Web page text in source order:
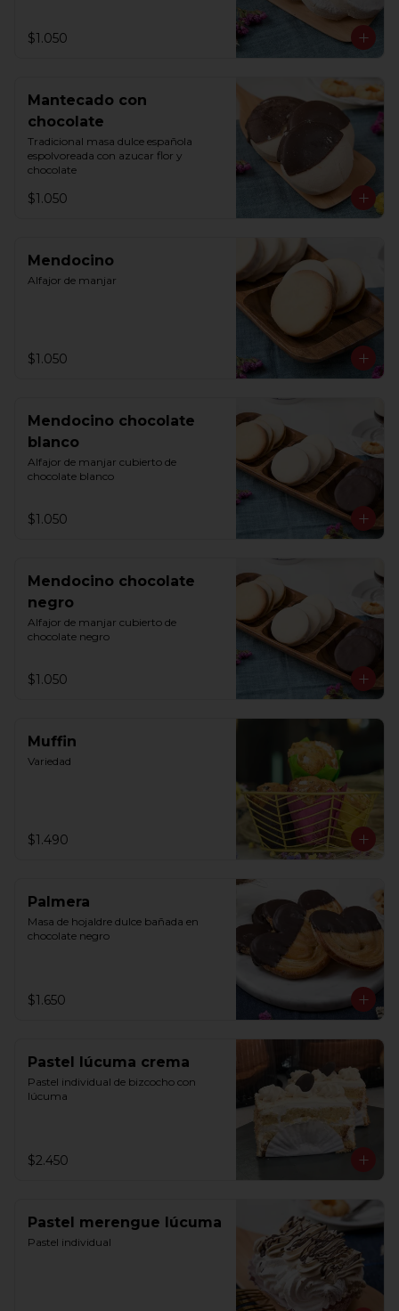
$1.050
Mantecado con
chocolate
Tradicional masa dulce española
espolvoreada con azucar flor y
chocolate
$1.050
Mendocino
Alfajor de manjar
$1.050
Mendocino chocolate
blanco
Alfajor de manjar cubierto de
chocolate blanco
$1.050
Mendocino chocolate
negro
Alfajor de manjar cubierto de
chocolate negro
$1.050
Muffin
Variedad
$1.490
Palmera
Masa de hojaldre dulce bañada en
chocolate negro
$1.650
Pastel lúcuma crema
Pastel individual de bizcocho con
lúcuma
$2.450
Pastel merengue lúcuma
Pastel individual